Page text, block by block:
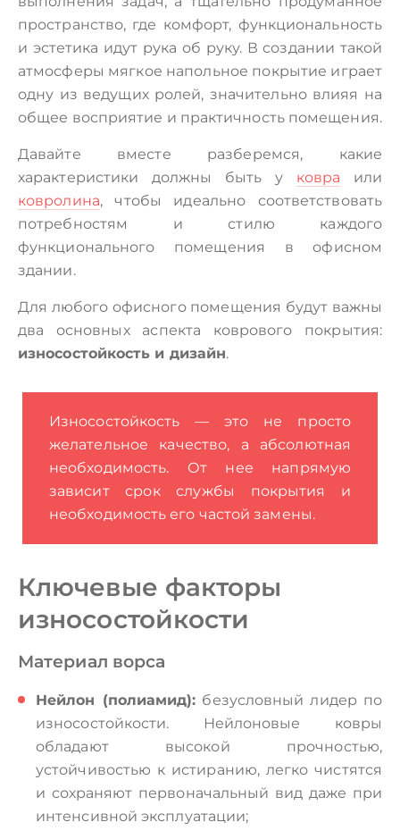
пространство, где комфорт, функциональность
и эстетика идут рука об руку. В создании такой
атмосферы мягкое напольное покрытие играет
одну из ведущих ролей, значительно влияя на
общее восприятие и практичность помещения.
Давайте вместе разберемся, какие
характеристики должны быть у ковра или
ковролина, чтобы идеально соответствовать
потребностям и стилю каждого
функционального помещения в офисном
здании.
Для любого офисного помещения будут важны
два основных аспекта коврового покрытия:
износостойкость и дизайн.
Износостойкость — это не просто
желательное качество, а абсолютная
необходимость. От нее напрямую
зависит срок службы покрытия и
необходимость его частой замены.
Ключевые факторы
износостойкости
Материал ворса
Нейлон (полиамид): безусловный лидер по
износостойкости. Нейлоновые ковры
обладают высокой прочностью,
устойчивостью к истиранию, легко чистятся
и сохраняют первоначальный вид даже при
интенсивной эксплуатации;